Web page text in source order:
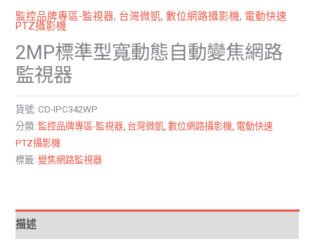
監控品牌專區-監視器, 台灣微凱,數位網路攝影機, 電動快速
PTZ攝影機
2MP標準型寬動態自動變焦網路
監視器
貨號: CD-IPC342WP
分類: 監控品牌專區-監視器 台灣微凱 ,數位網路攝影機 電動快速
PTZ攝影機
標籤:變焦網路監視器
描述